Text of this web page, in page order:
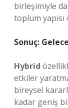
birleşimiyle
toplum
Sonuç:
Hybrid
etkiler
bireysel
kadar geniş